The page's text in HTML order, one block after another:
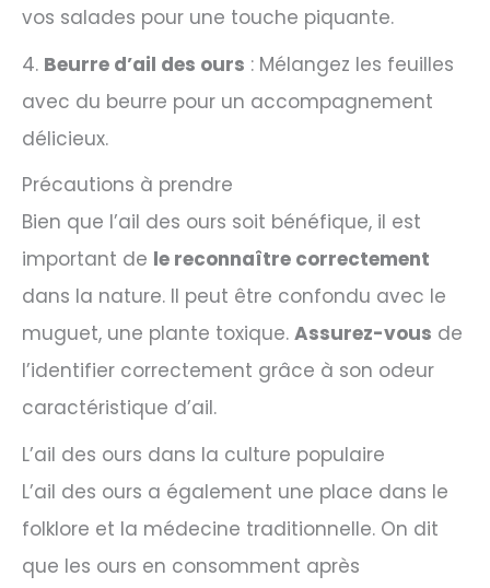
vos salades pour une touche piquante.
4. Beurre d’ail des ours : Mélangez les feuilles
avec du beurre pour un accompagnement
délicieux.
Précautions à prendre
Bien que l’ail des ours soit bénéfique, il est
important de le reconnaître correctement
dans la nature. Il peut être confondu avec le
muguet, une plante toxique. Assurez-vous de
l’identifier correctement grâce à son odeur
caractéristique d’ail.
L’ail des ours dans la culture populaire
L’ail des ours a également une place dans le
folklore et la médecine traditionnelle. On dit
que les ours en consomment après